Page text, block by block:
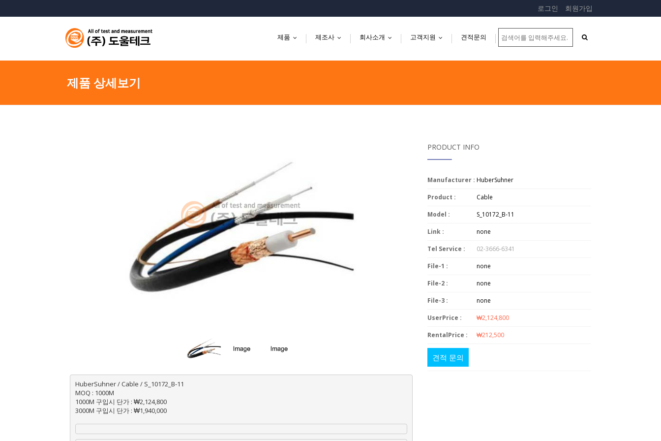
회원가입
로그인
제품 제조사 회사소개 고객지원 견적문의
제품 상세보기
HuberSuhner / Cable / S_10172_B-11
MOQ : 1000M
1000M 구입시 단가 : ₩2,124,800
3000M 구입시 단가 : ₩1,940,000
PRODUCT INFO
Manufacturer : HuberSuhner
Product : Cable
Model : S_10172_B-11
Link : none
Tel Service : 02-3666-6341
File-1 : none
File-2 : none
File-3 : none
UserPrice : ₩2,124,800
RentalPrice : ₩212,500
견적 문의